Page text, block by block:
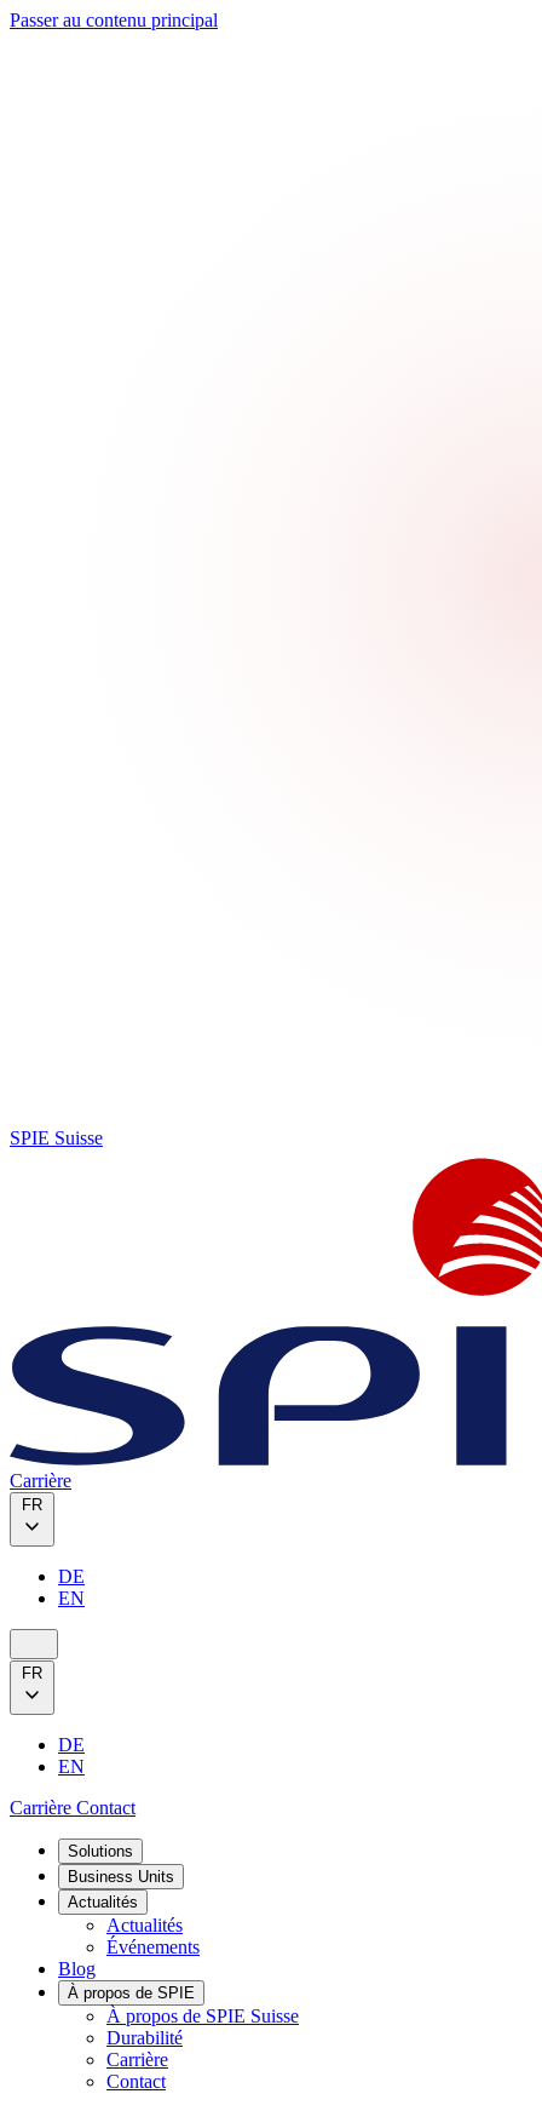
Passer au contenu principal
SPIE Suisse
Carrière
FR
DE
EN
FR
DE
EN
Carrière Contact
Solutions
Business Units
Actualités
Actualités
Événements
Blog
À propos de SPIE
À propos de SPIE Suisse
Durabilité
Carrière
Contact